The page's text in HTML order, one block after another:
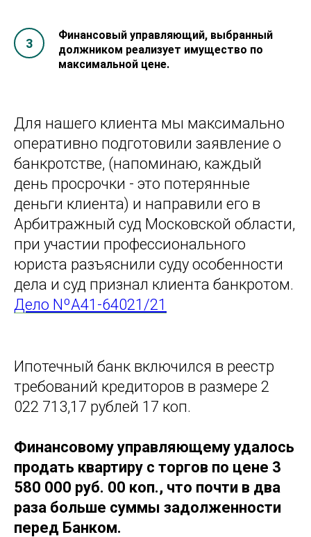
Финансовый управляющий, выбранный
должником реализует имущество по
максимальной цене.
Для нашего клиента мы максимально
оперативно подготовили заявление о
банкротстве, (напоминаю, каждый
день просрочки - это потерянные
деньги клиента) и направили его в
Арбитражный суд Московской области,
при участии профессионального
юриста разъяснили суду особенности
дела и суд признал клиента банкротом.
Дело NºA41-64021/21
Ипотечный банк включился в реестр
требований кредиторов в размере 2
022 713,17 рублей 17 коп.
Финансовому управляющему удалось
продать квартиру с торгов по цене 3
580 000 руб. 00 коп., что почти в два
раза больше суммы задолженности
перед Банком.